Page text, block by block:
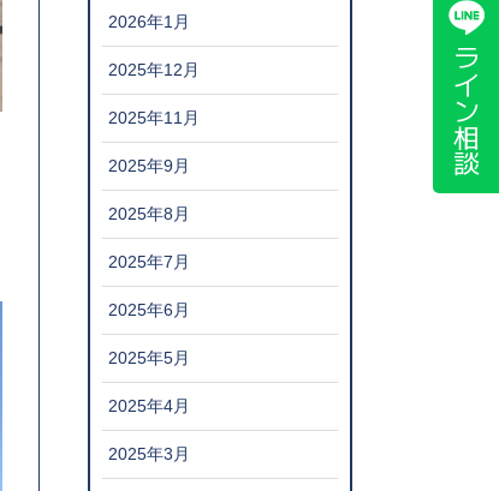
ライン相談
2026年1月
2025年12月
2025年11月
2025年9月
2025年8月
2025年7月
2025年6月
2025年5月
2025年4月
2025年3月